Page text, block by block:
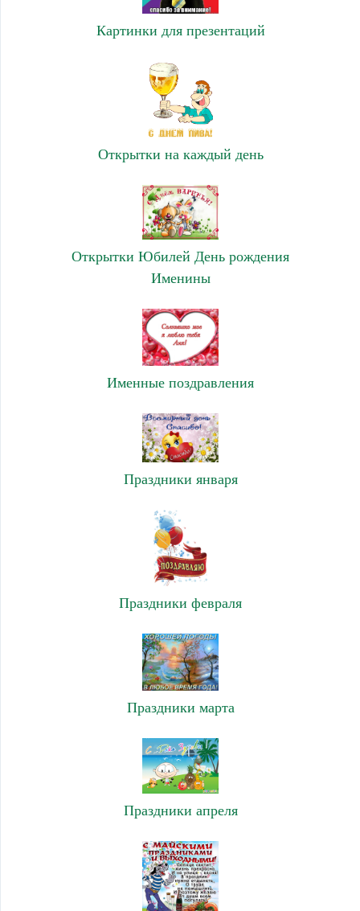
Картинки для презентаций
Открытки на каждый день
Открытки Юбилей День рождения
Именины
Именные поздравления
Праздники января
Праздники февраля
Праздники марта
Праздники апреля